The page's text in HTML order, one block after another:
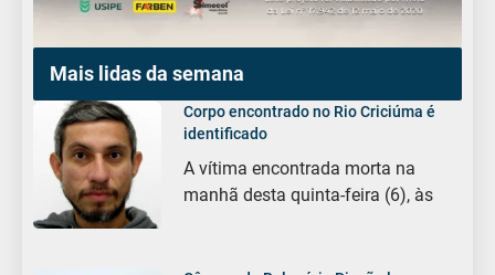
Mais lidas da semana
Corpo encontrado no Rio Criciúma é
identificado
A vítima encontrada morta na
manhã desta quinta-feira (6), às